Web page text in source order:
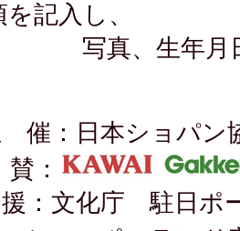
記入し、
生年月日を証
催：日本ショパン
：
：文化庁 駐日ポ